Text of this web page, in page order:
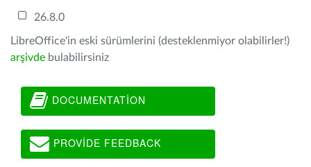
26.8.0
LibreOffice'in eski sürümlerini (desteklenmiyor olabilirler!)
arşivde bulabilirsiniz
DOCUMENTATION
PROVIDE FEEDBACK